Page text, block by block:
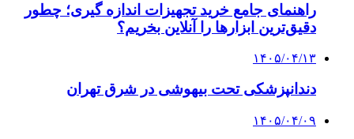
راهنمای جامع خرید تجهیزات اندازه گیری؛ چطور
دقیق‌ترین ابزارها را آنلاین بخریم؟
۱۴۰۵/۰۴/۱۳
دندانپزشکی تحت بیهوشی در شرق تهران
۱۴۰۵/۰۴/۰۹